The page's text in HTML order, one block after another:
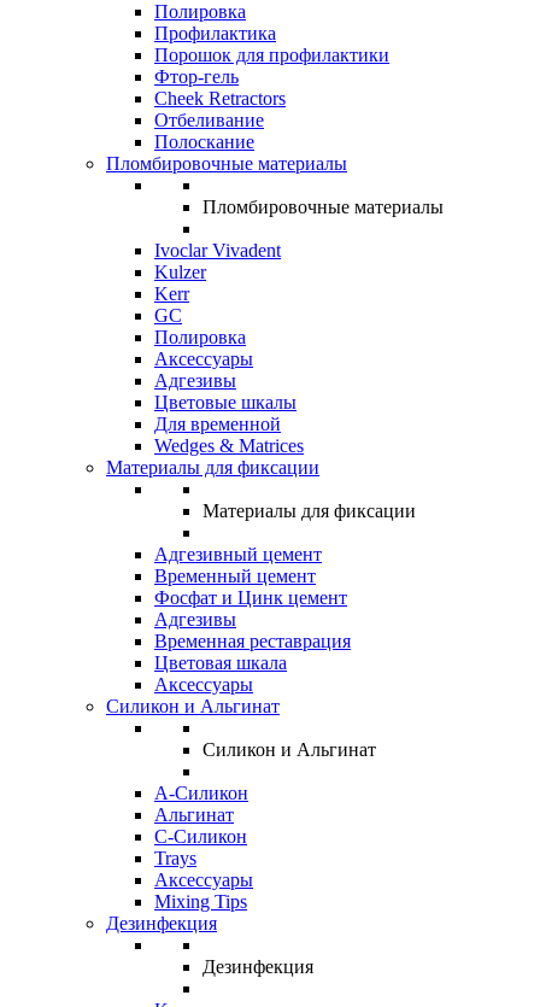
Полировка
Профилактика
Порошок для профилактики
Фтор-гель
Cheek Retractors
Отбеливание
Полоскание
Пломбировочные материалы
Пломбировочные материалы
Ivoclar Vivadent
Kulzer
Kerr
GC
Полировка
Аксессуары
Адгезивы
Цветовые шкалы
Для временной
Wedges & Matrices
Материалы для фиксации
Материалы для фиксации
Адгезивный цемент
Временный цемент
Фосфат и Цинк цемент
Адгезивы
Временная реставрация
Цветовая шкала
Аксессуары
Силикон и Альгинат
Силикон и Альгинат
A-Силикон
Альгинат
C-Силикон
Trays
Аксессуары
Mixing Tips
Дезинфекция
Дезинфекция